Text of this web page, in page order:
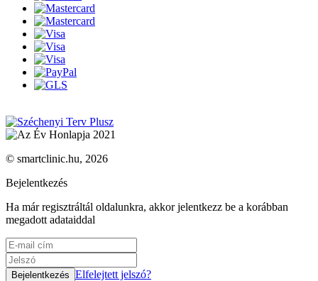
© smartclinic.hu, 2026
Bejelentkezés
Ha már regisztráltál oldalunkra, akkor jelentkezz be a korábban
megadott adataiddal
Elfelejtett jelszó?